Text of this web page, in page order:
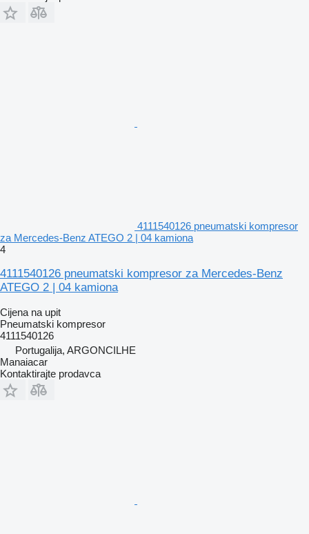
4111540126 pneumatski kompresor
za Mercedes-Benz ATEGO 2 | 04 kamiona
4
4111540126 pneumatski kompresor za Mercedes-Benz
ATEGO 2 | 04 kamiona
Cijena na upit
Pneumatski kompresor
4111540126
Portugalija, ARGONCILHE
Manaiacar
Kontaktirajte prodavca